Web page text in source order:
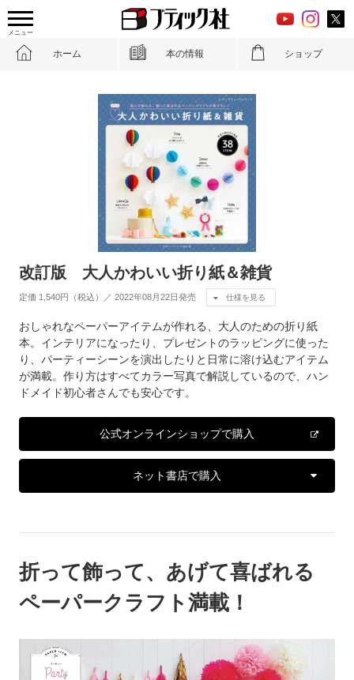
メニュー
ホーム 本の情報 ショップ
改訂版 大人かわいい折り紙＆雑貨
定価 1,540円（税込）／ 2022年08月22日発売 仕様を見る
おしゃれなペーパーアイテムが作れる、大人のための折り紙
本。インテリアになったり、プレゼントのラッピングに使った
り、パーティーシーンを演出したりと日常に溶け込むアイテム
が満載。作り方はすべてカラー写真で解説しているので、ハン
ドメイド初心者さんでも安心です。
公式オンラインショップで購入
ネット書店で購入
折って飾って、あげて喜ばれる
ペーパークラフト満載！